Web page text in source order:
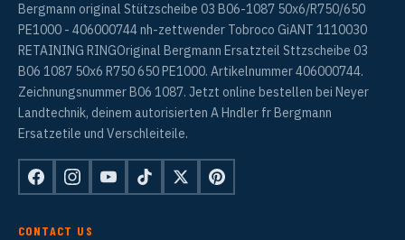
Bergmann original Stützscheibe 03 B06-1087 50x6/R750/650
PE1000 - 406000744 nh-zettwender Tobroco GiANT 1110030
RETAINING RINGOriginal Bergmann Ersatzteil Sttzscheibe 03
B06 1087 50x6 R750 650 PE1000. Artikelnummer 406000744.
Zeichnungsnummer B06 1087. Jetzt online bestellen bei Neyer
Landtechnik, deinem autorisierten A Hndler fr Bergmann
Ersatzetile und Verschleiteile.
CONTACT US